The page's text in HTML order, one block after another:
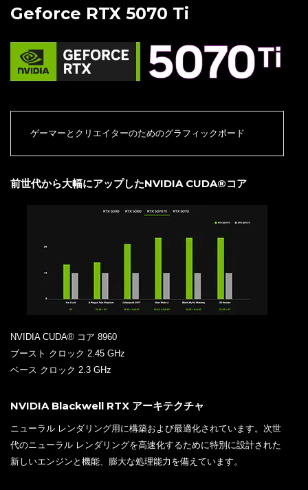
Geforce RTX 5070 Ti
ゲーマーとクリエイターのためのグラフィックボード
前世代から大幅にアップしたNVIDIA CUDA®コア
NVIDIA CUDA® コア 8960
ブースト クロック 2.45 GHz
ベース クロック 2.3 GHz
NVIDIA Blackwell RTX アーキテクチャ
ニューラル レンダリング用に構築および最適化されています。次世
代のニューラル レンダリングを高速化するために特別に設計された
新しいエンジンと機能、膨大な処理能力を備えています。